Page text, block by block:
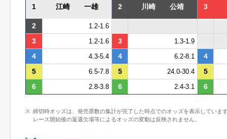
1 江崎 一雄 2 川崎 公靖 3
2 1.2-1.6
3 1.2-1.6 3 1.3-1.9
4 4.3-5.4 4 6.2-8.1
4
5
6.5-7.8 5 24.0-30.4
5
6
2.8-3.8 6 2.4-3.1 6
締切時オッズは、発売票数の集計が完了した時点でのオッズを表示していま
レース開始後の返還欠場等によるオッズの変動は反映されません。